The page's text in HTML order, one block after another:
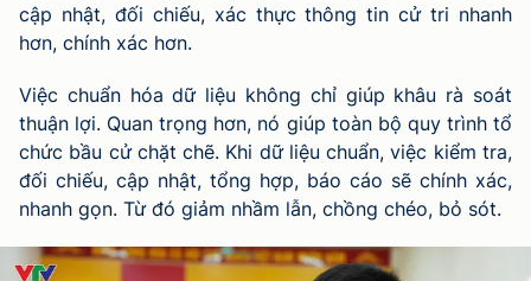
cập nhật, đối chiếu, xác thực thông tin cử tri nhanh
hơn, chính xác hơn.
Việc chuẩn hóa dữ liệu không chỉ giúp khâu rà soát
thuận lợi. Quan trọng hơn, nó giúp toàn bộ quy trình tổ
chức bầu cử chặt chẽ. Khi dữ liệu chuẩn, việc kiểm tra,
đối chiếu, cập nhật, tổng hợp, báo cáo sẽ chính xác,
nhanh gọn. Từ đó giảm nhầm lẫn, chồng chéo, bỏ sót.